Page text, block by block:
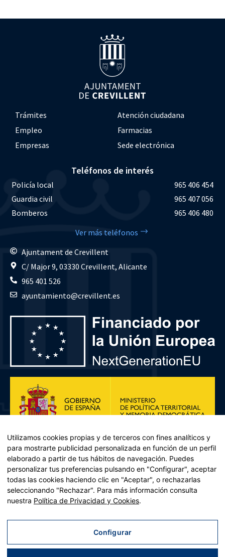
Trámites
Atención ciudadana
Empleo
Farmacias
Empresas
Sede electrónica
Teléfonos de interés
Policía local
965 406 454
Guardia civil
965 407 056
Bomberos
965 406 480
Ver más teléfonos
Ajuntament de Crevillent
C/ Major 9, 03330 Crevillent, Alicante
965 401 526
ayuntamiento@crevillent.es
Plan de Recuperación, Transformación y Resiliencia – Financiado por
Recuperación y resiliencia, establecido por el Reglamento (UE)
2021/241 del Parlamento Europeo y del Consejo, de 12 de febrero
Utilizamos cookies propias y de terceros con fines analíticos y
para mostrarte publicidad personalizada en función de un perfil
elaborado a partir de tus hábitos de navegación. Puedes
personalizar tus preferencias pulsando en "Configurar", aceptar
todas las cookies haciendo clic en "Aceptar", o rechazarlas
seleccionando "Rechazar". Para más información consulta
nuestra Política de Privacidad y Cookies.
Configurar